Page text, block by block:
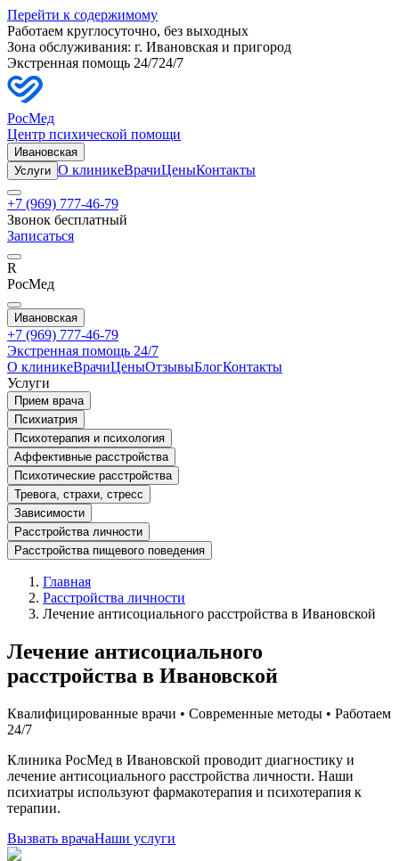
Перейти к содержимому
Работаем круглосуточно, без выходных
Зона обслуживания: г. Ивановская и пригород
Экстренная помощь 24/724/7
РосМед
Центр психической помощи
Ивановская
Услуги О клиникеВрачиЦеныКонтакты
+7 (969) 777-46-79
Звонок бесплатный
Записаться
R
РосМед
Ивановская
+7 (969) 777-46-79
Экстренная помощь 24/7
О клиникеВрачиЦеныОтзывыБлогКонтакты
Услуги
Прием врача
Психиатрия
Психотерапия и психология
Аффективные расстройства
Психотические расстройства
Тревога, страхи, стресс
Зависимости
Расстройства личности
Расстройства пищевого поведения
Главная
Расстройства личности
Лечение антисоциального расстройства в Ивановской
Лечение антисоциального
расстройства в Ивановской
Квалифицированные врачи • Современные методы • Работаем
24/7
Клиника РосМед в Ивановской проводит диагностику и
лечение антисоциального расстройства личности. Наши
психиатры используют фармакотерапия и психотерапия к
терапии.
Вызвать врачаНаши услуги